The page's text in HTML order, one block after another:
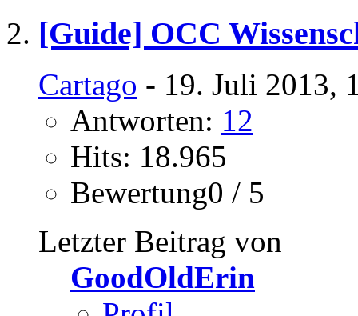
[Guide] OCC
Cartago - 19. Juli 2013,
Antworten: 12
Hits: 18.965
Bewertung0 / 5
Letzter Beitrag von
GoodOldErin